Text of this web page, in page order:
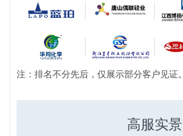
注：排名不分先后，仅展示部分客户见证。
高服实景